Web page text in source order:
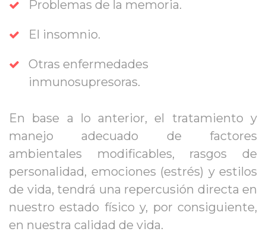
Problemas de la memoria.
El insomnio.
Otras enfermedades
inmunosupresoras.
En base a lo anterior, el tratamiento y
manejo adecuado de factores
ambientales modificables, rasgos de
personalidad, emociones (estrés) y estilos
de vida, tendrá una repercusión directa en
nuestro estado físico y, por consiguiente,
en nuestra calidad de vida.